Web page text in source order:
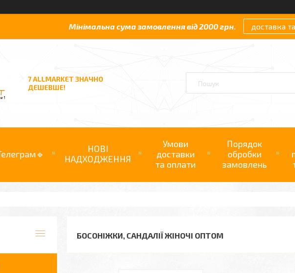
Мінімальна сума замовлення від 2000 грн. доставка
7 ALLMARKET ЗНАЧНО
ДЕШЕВШЕ!
НОВІ
НАДХОДЖЕННЯ
Умови
доставки
та оплати
Порядок
обробки
замовлень
БОСОНІЖКИ, САНДАЛІЇ ЖІНОЧІ ОПТОМ